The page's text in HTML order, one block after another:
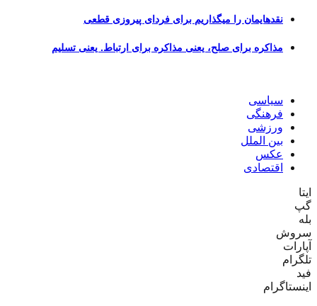
نقدهایمان را میگذاریم برای فردای پیروزی قطعی
مذاکره برای صلح، یعنی مذاکره برای ارتباط. یعنی تسلیم
سیاسی
فرهنگی
ورزشی
بین الملل
عکس
اقتصادی
ایتا
گپ
بله
سروش
آپارات
تلگرام
فید
اینستاگرام